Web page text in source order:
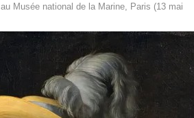
Musée national de la Marine, Paris (13 mai